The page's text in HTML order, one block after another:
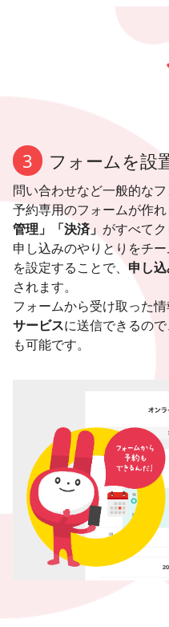
3 フォームを設
問い合わせなど一般的な
予約専用のフォームが作れ
管理」「決済」 がすべてク
申し込みのやりとりをチ
を設定することで、 申し
されます。
フォームから受け取った
サービスに送信できるの
も可能です。